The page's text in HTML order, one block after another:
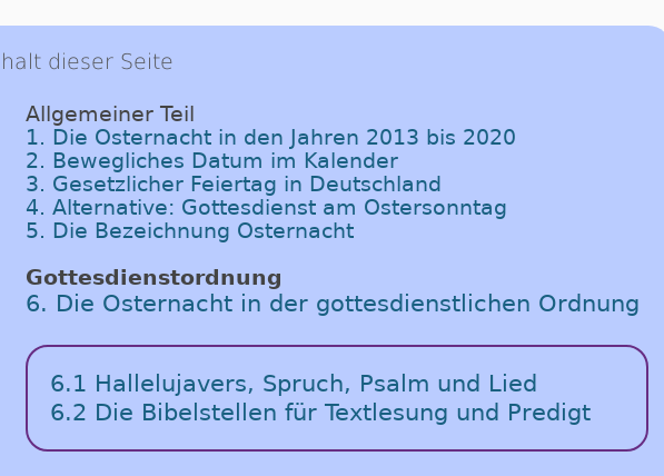
dieser Seite
Allgemeiner Teil
1. Die Osternacht in den Jahren 2013 bis 2020
2. Bewegliches Datum im Kalender
3. Gesetzlicher Feiertag in Deutschland
4. Alternative: Gottesdienst am Ostersonntag
5. Die Bezeichnung Osternacht
Gottesdienstordnung
6. Die Osternacht in der gottesdienstlichen Ordnung
6.1 Hallelujavers, Spruch, Psalm und Lied
6.2 Die Bibelstellen für Textlesung und Predigt